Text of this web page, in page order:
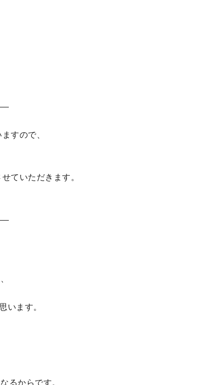
すので、
ていただきます。
います。
るからです。